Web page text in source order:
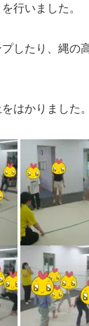
行いました。
したり、縄の
はかりました。